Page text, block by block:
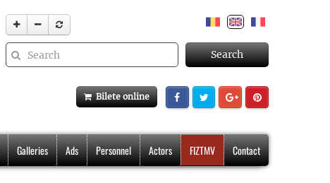
Search
Bilete online
Galleries Ads Personnel Actors FIZTMV Contact